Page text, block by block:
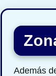
Además